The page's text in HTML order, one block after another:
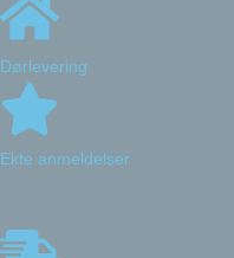
Dørlevering
Ekte anmeldelser